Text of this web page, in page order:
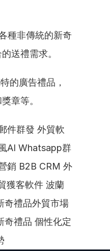
種非傳統的新奇
送禮需求。
的廣告禮品，
章等。
件群發 外貿軟
AI Whatsapp群
銷 B2B CRM 外
獲客軟件 波蘭
奇禮品外貿市場
奇禮品 個性化定